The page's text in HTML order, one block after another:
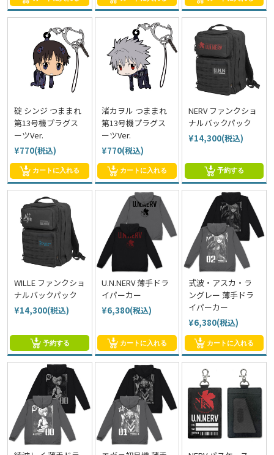
碇 シンジ つままれ
第13号機プラグス
ーツVer.
¥770(税込)
カートに入れる
渚カヲル つままれ
第13号機プラグス
ーツVer.
¥770(税込)
カートに入れる
NERV ファンクショ
ナルバックパック
¥14,300(税込)
予約する
WILLE ファンクショ
ナルバックパック
¥14,300(税込)
予約する
U.N.NERV 薄手ドラ
イパーカー
¥6,380(税込)
カートに入れる
式波・アスカ・ラ
ングレー 薄手ドラ
イパーカー
¥6,380(税込)
カートに入れる